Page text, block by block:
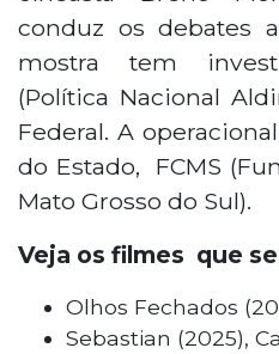
conduz os debates
mostra tem
(Política Nacional
Federal. A
do Estado, FCMS
Mato Grosso do Sul).
Veja os filmes que
Olhos Fechados
Sebastian (2025),